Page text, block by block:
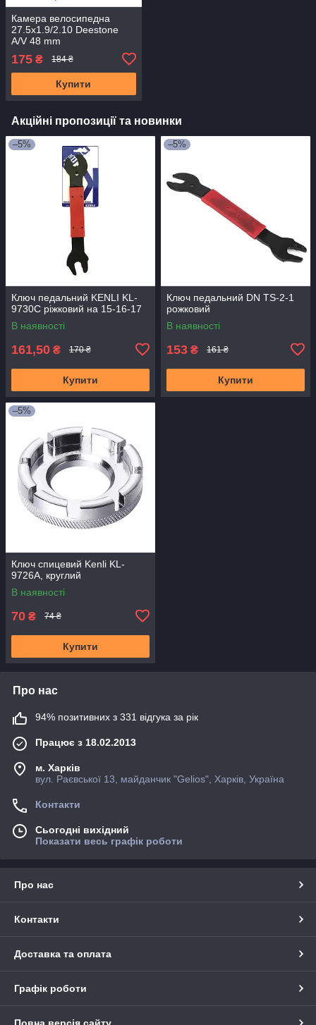
Камера велосипедна
27.5x1.9/2.10 Deestone
A/V 48 mm
175 ₴ 184 ₴
Купити
Акційні пропозиції та новинки
–5%
Ключ педальний KENLI KL-
9730С ріжковий на 15-16-17
В наявності
161,50 ₴ 170 ₴
Купити
–5%
Ключ педальний DN TS-2-1
рожковий
В наявності
153 ₴ 161 ₴
Купити
–5%
Ключ спицевий Kenli KL-
9726A, круглий
В наявності
70 ₴ 74 ₴
Купити
Про нас
94% позитивних з 331 відгука за рік
Працює з 18.02.2013
м. Харків
вул. Раєвської 13, майданчик "Gelios", Харків, Україна
Контакти
Сьогодні вихідний
Показати весь графік роботи
Про нас
Контакти
Доставка та оплата
Графік роботи
Повна версія сайту